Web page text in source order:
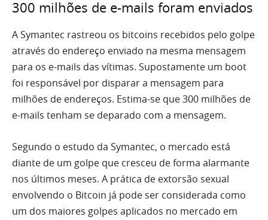
300 milhões de e-mails foram enviados
A Symantec rastreou os bitcoins recebidos pelo golpe
através do endereço enviado na mesma mensagem
para os e-mails das vítimas. Supostamente um boot
foi responsável por disparar a mensagem para
milhões de endereços. Estima-se que 300 milhões de
e-mails tenham se deparado com a mensagem.
Segundo o estudo da Symantec, o mercado está
diante de um golpe que cresceu de forma alarmante
nos últimos meses. A prática de extorsão sexual
envolvendo o Bitcoin já pode ser considerada como
um dos maiores golpes aplicados no mercado em